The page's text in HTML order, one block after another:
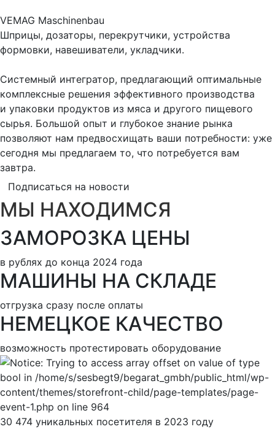
VEMAG Maschinenbau
Шприцы, дозаторы, перекрутчики, устройства
формовки, навешиватели, укладчики.
Системный интегратор, предлагающий оптимальные
комплексные решения эффективного производства
и упаковки продуктов из мяса и другого пищевого
сырья. Большой опыт и глубокое знание рынка
позволяют нам предвосхищать ваши потребности: уже
сегодня мы предлагаем то, что потребуется вам
завтра.
Подписаться на новости
МЫ НАХОДИМСЯ
АО «БЕГАРАТ»
Россия, Подольск, улица Железнодорожная, 9 стр. 2,
офис 1
Проложить маршрут в Яндекс-картах
ЗАМОРОЗКА ЦЕНЫ
в рублях до конца 2024 года
МАШИНЫ НА СКЛАДЕ
отгрузка сразу после оплаты
НЕМЕЦКОЕ КАЧЕСТВО
возможность протестировать оборудование
30 474 уникальных посетителя в 2023 году